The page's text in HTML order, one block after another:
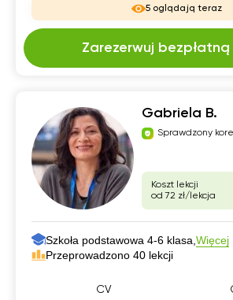
5 oglądają teraz
Zarezerwuj bezpłatną
Gabriela B.
Sprawdzony
Koszt lekcji
od 72 zł/lekcja
Szkoła podstawowa 4-6 klasa, Więcej
Przeprowadzono 40 lekcji
CV